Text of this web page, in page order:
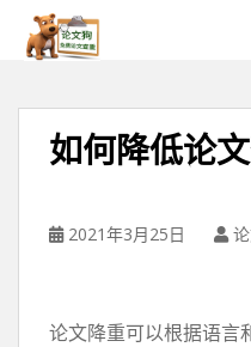
如何降低论
2021年3月25日
论文降重可以根据语言